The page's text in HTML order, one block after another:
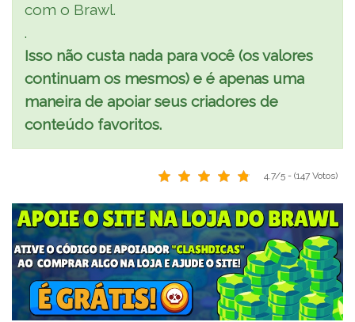
com o Brawl.
.
Isso não custa nada para você (os valores
continuam os mesmos) e é apenas uma
maneira de apoiar seus criadores de
conteúdo favoritos.
4.7/5 - (147 Votos)